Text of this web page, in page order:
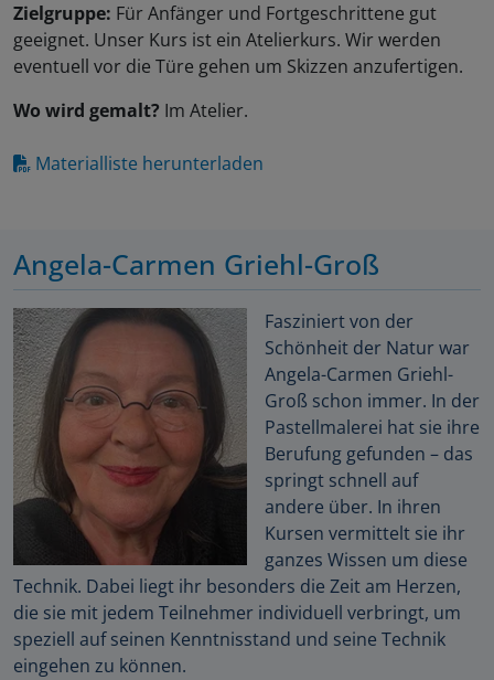
Zielgruppe: Für Anfänger und Fortgeschrittene gut
geeignet. Unser Kurs ist ein Atelierkurs. Wir werden
eventuell vor die Türe gehen um Skizzen anzufertigen.
Wo wird gemalt? Im Atelier.
Materialliste herunterladen
Angela-Carmen Griehl-Groß
Fasziniert von der
Schönheit der Natur war
Angela-Carmen Griehl-
Groß schon immer. In der
Pastellmalerei hat sie ihre
Berufung gefunden – das
springt schnell auf
andere über. In ihren
Kursen vermittelt sie ihr
ganzes Wissen um diese
Technik. Dabei liegt ihr besonders die Zeit am Herzen,
die sie mit jedem Teilnehmer individuell verbringt, um
speziell auf seinen Kenntnisstand und seine Technik
eingehen zu können.